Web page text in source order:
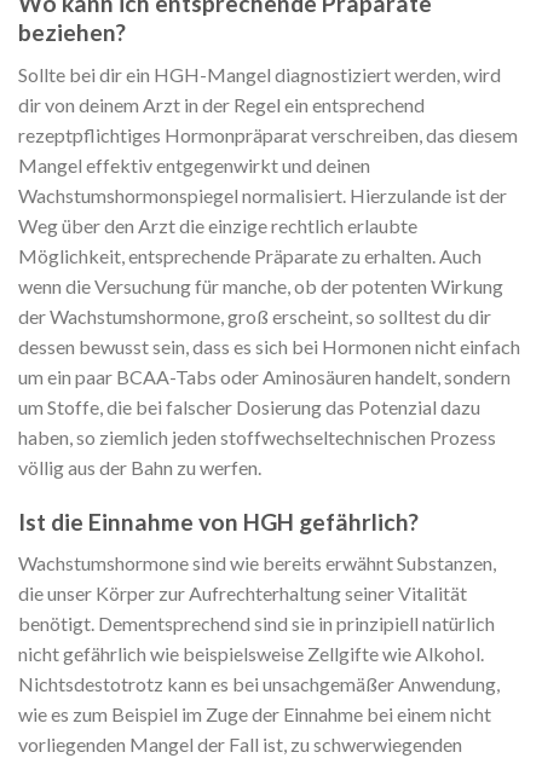
beziehen?
Sollte bei dir ein HGH-Mangel diagnostiziert werden, wird
dir von deinem Arzt in der Regel ein entsprechend
rezeptpflichtiges Hormonpräparat verschreiben, das diesem
Mangel effektiv entgegenwirkt und deinen
Wachstumshormonspiegel normalisiert. Hierzulande ist der
Weg über den Arzt die einzige rechtlich erlaubte
Möglichkeit, entsprechende Präparate zu erhalten. Auch
wenn die Versuchung für manche, ob der potenten Wirkung
der Wachstumshormone, groß erscheint, so solltest du dir
dessen bewusst sein, dass es sich bei Hormonen nicht einfach
um ein paar BCAA-Tabs oder Aminosäuren handelt, sondern
um Stoffe, die bei falscher Dosierung das Potenzial dazu
haben, so ziemlich jeden stoffwechseltechnischen Prozess
völlig aus der Bahn zu werfen.
Ist die Einnahme von HGH gefährlich?
Wachstumshormone sind wie bereits erwähnt Substanzen,
die unser Körper zur Aufrechterhaltung seiner Vitalität
benötigt. Dementsprechend sind sie in prinzipiell natürlich
nicht gefährlich wie beispielsweise Zellgifte wie Alkohol.
Nichtsdestotrotz kann es bei unsachgemäßer Anwendung,
wie es zum Beispiel im Zuge der Einnahme bei einem nicht
vorliegenden Mangel der Fall ist, zu schwerwiegenden